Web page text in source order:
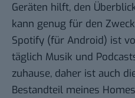
Geräten hilft, den
kann genug für den
Spotify (für Android) ist
täglich Musik und
zuhause, daher ist auch
Bestandteil meines